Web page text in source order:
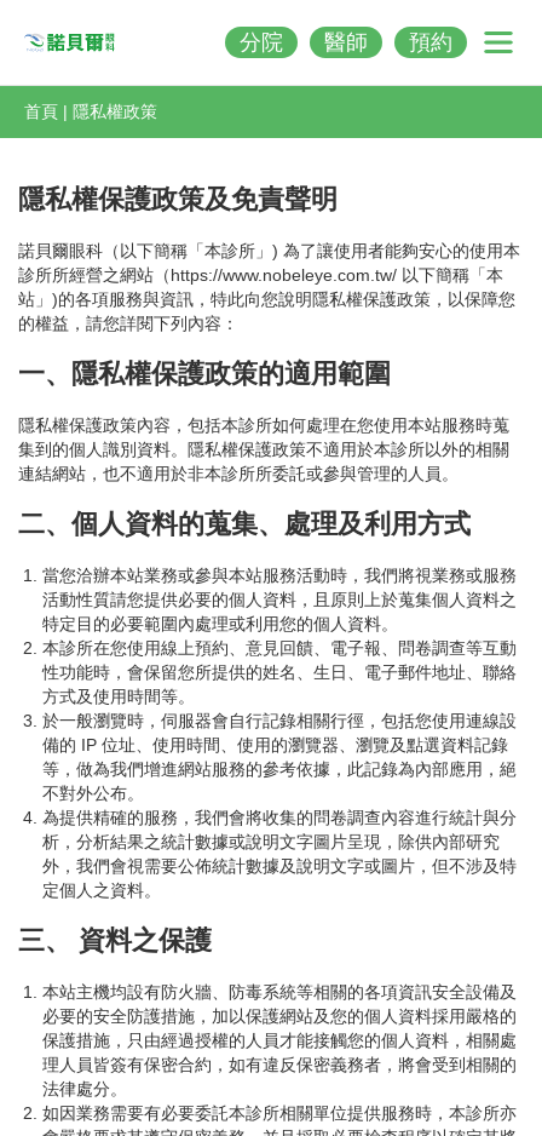
分院 醫師 預約
首頁 | 隱私權政策
隱私權保護政策及免責聲明
諾貝爾眼科（以下簡稱「本診所」) 為了讓使用者能夠安心的使用本
診所所經營之網站（https://www.nobeleye.com.tw/ 以下簡稱「本
站」)的各項服務與資訊，特此向您說明隱私權保護政策，以保障您
的權益，請您詳閱下列內容：
一、隱私權保護政策的適用範圍
隱私權保護政策內容，包括本診所如何處理在您使用本站服務時蒐
集到的個人識別資料。隱私權保護政策不適用於本診所以外的相關
連結網站，也不適用於非本診所所委託或參與管理的人員。
二、個人資料的蒐集、處理及利用方式
當您洽辦本站業務或參與本站服務活動時，我們將視業務或服務
活動性質請您提供必要的個人資料，且原則上於蒐集個人資料之
特定目的必要範圍內處理或利用您的個人資料。
本診所在您使用線上預約、意見回饋、電子報、問卷調查等互動
性功能時，會保留您所提供的姓名、生日、電子郵件地址、聯絡
方式及使用時間等。
於一般瀏覽時，伺服器會自行記錄相關行徑，包括您使用連線設
備的 IP 位址、使用時間、使用的瀏覽器、瀏覽及點選資料記錄
等，做為我們增進網站服務的參考依據，此記錄為內部應用，絕
不對外公布。
為提供精確的服務，我們會將收集的問卷調查內容進行統計與分
析，分析結果之統計數據或說明文字圖片呈現，除供內部研究
外，我們會視需要公佈統計數據及說明文字或圖片，但不涉及特
定個人之資料。
三、 資料之保護
本站主機均設有防火牆、防毒系統等相關的各項資訊安全設備及
必要的安全防護措施，加以保護網站及您的個人資料採用嚴格的
保護措施，只由經過授權的人員才能接觸您的個人資料，相關處
理人員皆簽有保密合約，如有違反保密義務者，將會受到相關的
法律處分。
如因業務需要有必要委託本診所相關單位提供服務時，本診所亦